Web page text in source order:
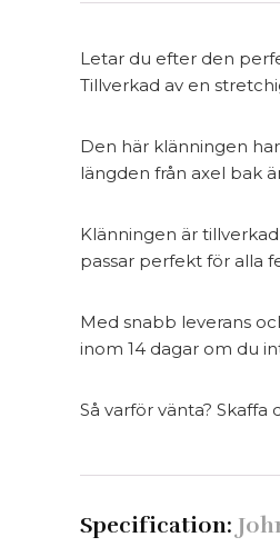
Letar du efter den
Tillverkad av en
Den här klänningen
längden från axel bak
Klänningen är
passar perfekt för alla
Med snabb leverans
inom 14 dagar om du
Så varför vänta?
Specification: